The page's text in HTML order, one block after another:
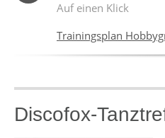
Auf einen Klick
Trainingsplan
Discofox-